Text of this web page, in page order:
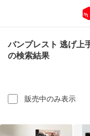
バンプレスト 逃げ上
の検索結果
販売中のみ表示